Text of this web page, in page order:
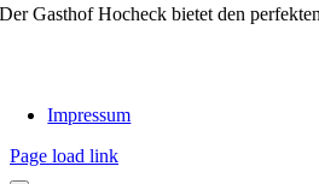
Der Gasthof Hocheck bietet den
Impressum
Page load link